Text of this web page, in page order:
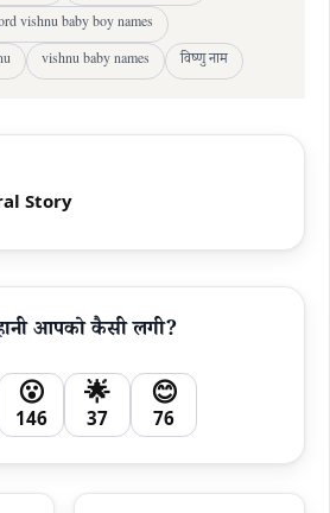
vishnu baby boy names
vishnu baby names विष्णु नाम
Story
आपको कैसी लगी?
😮
146
🌟
37
😊
76